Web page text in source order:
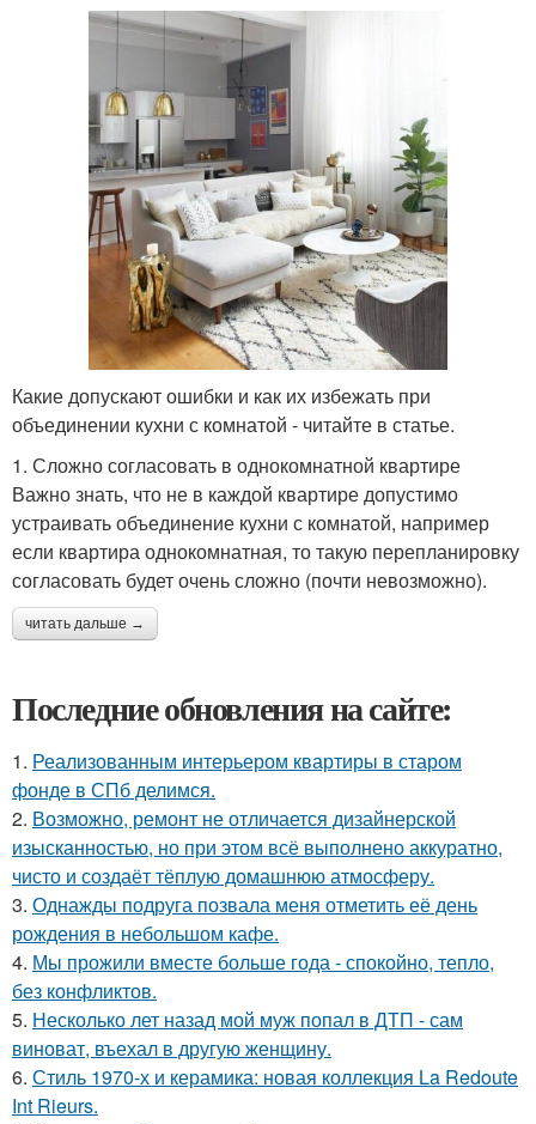
Какие допускают ошибки и как их избежать при
объединении кухни с комнатой - читайте в статье.
1. Сложно согласовать в однокомнатной квартире
Важно знать, что не в каждой квартире допустимо
устраивать объединение кухни с комнатой, например
если квартира однокомнатная, то такую перепланировку
согласовать будет очень сложно (почти невозможно).
читать дальше →
Последние обновления на сайте:
1. Реализованным интерьером квартиры в старом
фонде в СПб делимся.
2. Возможно, ремонт не отличается дизайнерской
изысканностью, но при этом всё выполнено аккуратно,
чисто и создаёт тёплую домашнюю атмосферу.
3. Однажды подруга позвала меня отметить её день
рождения в небольшом кафе.
4. Мы прожили вместе больше года - спокойно, тепло,
без конфликтов.
5. Несколько лет назад мой муж попал в ДТП - сам
виноват, въехал в другую женщину.
6. Стиль 1970-х и керамика: новая коллекция La Redoute
Int Rieurs.